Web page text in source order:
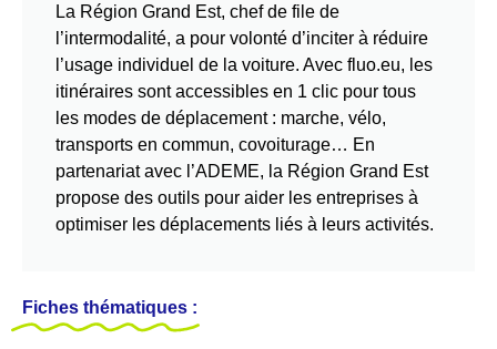
La Région Grand Est, chef de file de
l’intermodalité, a pour volonté d’inciter à réduire
l’usage individuel de la voiture. Avec fluo.eu, les
itinéraires sont accessibles en 1 clic pour tous
les modes de déplacement : marche, vélo,
transports en commun, covoiturage… En
partenariat avec l’ADEME, la Région Grand Est
propose des outils pour aider les entreprises à
optimiser les déplacements liés à leurs activités.
Fiches thématiques :